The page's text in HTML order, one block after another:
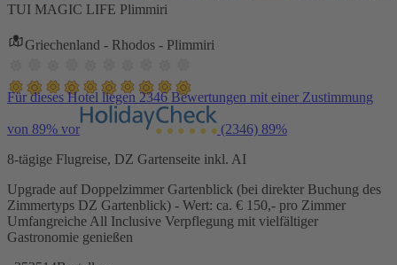
TUI MAGIC LIFE Plimmiri
Griechenland - Rhodos - Plimmiri
Für dieses Hotel liegen 2346 Bewertungen mit einer Zustimmung
von 89% vor (2346) 89%
8-tägige Flugreise, DZ Gartenseite inkl. AI
Upgrade auf Doppelzimmer Gartenblick (bei direkter Buchung des
Zimmertyps DZ Gartenblick) - Wert: ca. € 150,- pro Zimmer
Umfangreiche All Inclusive Verpflegung mit vielfältiger
Gastronomie genießen